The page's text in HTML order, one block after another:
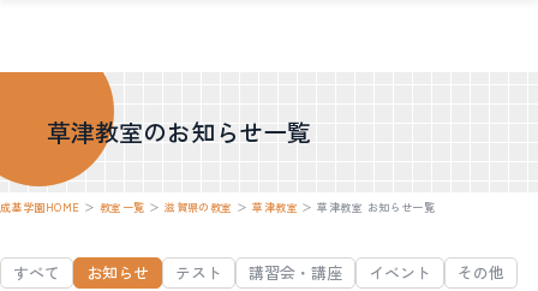
草津教室のお知らせ一覧
成基学園HOME ＞ 教室一覧 ＞滋賀県の教室 ＞草津教室 ＞草津教室 お知らせ一覧
すべて お知らせ テスト 講習会・講座 イベント その他